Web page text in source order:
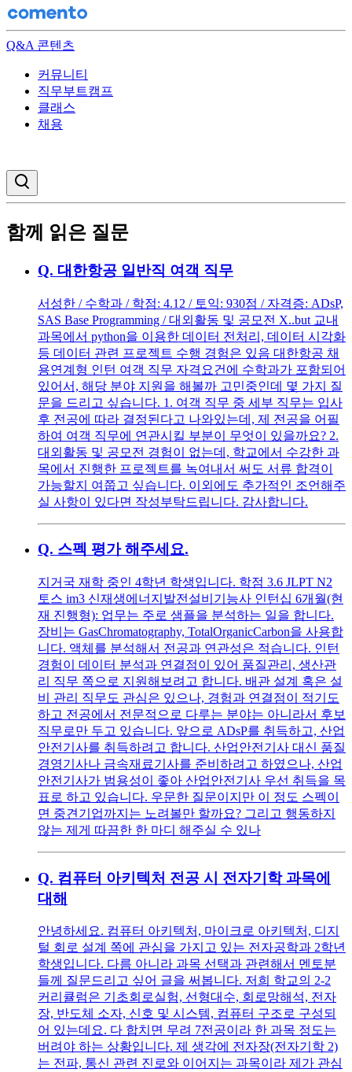
Q&A 콘텐츠
커뮤니티
직무부트캠프
클래스
채용
함께 읽은 질문
Q. 대한항공 일반직 여객 직무
서성한 / 수학과 / 학점: 4.12 / 토익: 930점 / 자격증: ADsP,
SAS Base Programming / 대외활동 및 공모전 X..but 교내
과목에서 python을 이용한 데이터 전처리, 데이터 시각화
등 데이터 관련 프로젝트 수행 경험은 있음 대한항공 채
용연계형 인턴 여객 직무 자격요건에 수학과가 포함되어
있어서, 해당 분야 지원을 해볼까 고민중인데 몇 가지 질
문을 드리고 싶습니다. 1. 여객 직무 중 세부 직무는 입사
후 전공에 따라 결정된다고 나와있는데, 제 전공을 어필
하여 여객 직무에 연관시킬 부분이 무엇이 있을까요? 2.
대외활동 및 공모전 경험이 없는데, 학교에서 수강한 과
목에서 진행한 프로젝트를 녹여내서 써도 서류 합격이
가능할지 여쭙고 싶습니다. 이외에도 추가적인 조언해주
실 사항이 있다면 작성부탁드립니다. 감사합니다.
Q. 스펙 평가 해주세요.
지거국 재학 중인 4학년 학생입니다. 학점 3.6 JLPT N2
토스 im3 신재생에너지발전설비기능사 인턴십 6개월(현
재 진행형): 업무는 주로 샘플을 분석하는 일을 합니다.
장비는 GasChromatography, TotalOrganicCarbon을 사용합
니다. 액체를 분석해서 전공과 연관성은 적습니다. 인턴
경험이 데이터 분석과 연결점이 있어 품질관리, 생산관
리 직무 쪽으로 지원해보려고 합니다. 배관 설계 혹은 설
비 관리 직무도 관심은 있으나, 경험과 연결점이 적기도
하고 전공에서 전문적으로 다루는 분야는 아니라서 후보
직무로만 두고 있습니다. 앞으로 ADsP를 취득하고, 산업
안전기사를 취득하려고 합니다. 산업안전기사 대신 품질
경영기사나 금속재료기사를 준비하려고 하였으나, 산업
안전기사가 범용성이 좋아 산업안전기사 우선 취득을 목
표로 하고 있습니다. 우문한 질문이지만 이 정도 스펙이
면 중견기업까지는 노려볼만 할까요? 그리고 행동하지
않는 제게 따끔한 한 마디 해주실 수 있나
Q. 컴퓨터 아키텍처 전공 시 전자기학 과목에
대해
안녕하세요. 컴퓨터 아키텍처, 마이크로 아키텍처, 디지
털 회로 설계 쪽에 관심을 가지고 있는 전자공학과 2학년
학생입니다. 다름 아니라 과목 선택과 관련해서 멘토분
들께 질문드리고 싶어 글을 써봅니다. 저희 학교의 2-2
커리큘럼은 기초회로실험, 선형대수, 회로망해석, 전자
장, 반도체 소자, 신호 및 시스템, 컴퓨터 구조로 구성되
어 있는데요. 다 합치면 무려 7전공이라 한 과목 정도는
버려야 하는 상황입니다. 제 생각에 전자장(전자기학 2)
는 전파, 통신 관련 진로와 이어지는 과목이라 제가 관심